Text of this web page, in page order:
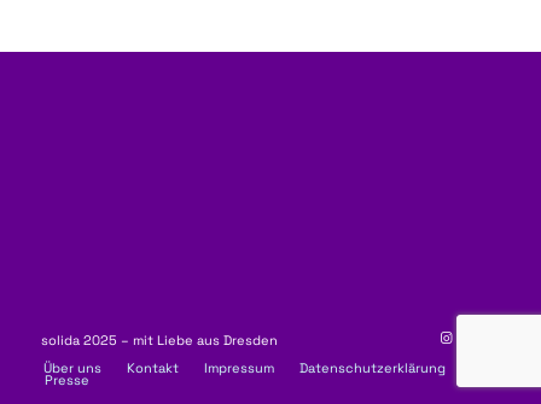
solida 2025 – mit Liebe aus Dresden
Über uns
Kontakt Impressum Datenschutzerklärung
Presse